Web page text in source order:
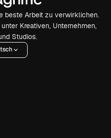
beste Arbeit zu verwirklichen.
Kreativen, Unternehmen,
Studios.